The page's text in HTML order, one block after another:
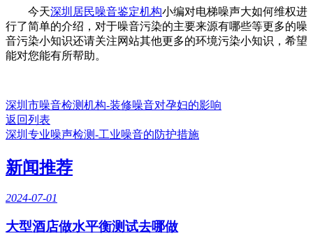
今天深圳居民噪音鉴定机构小编对电梯噪声大如何维权进
行了简单的介绍，对于噪音污染的主要来源有哪些等更多的噪
音污染小知识还请关注网站其他更多的环境污染小知识，希望
能对您能有所帮助。
深圳市噪音检测机构-装修噪音对孕妇的影响
返回列表
深圳专业噪声检测-工业噪音的防护措施
新闻推荐
2024-07-01
大型酒店做水平衡测试去哪做